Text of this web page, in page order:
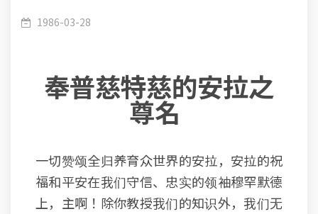
1986-03-28
奉普慈特慈的安拉之
尊名
一切赞颂全归养育众世界的安拉，安拉的祝
福和平安在我们守信、忠实的领袖穆罕默德
上，主啊！除你教授我们的知识外，我们无